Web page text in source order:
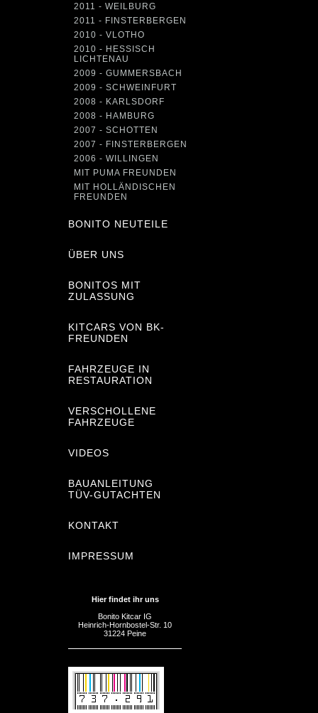
2011 - WEILBURG
2011 - FINSTERBERGEN
2010 - VLOTHO
2010 - HESSISCH
LICHTENAU
2009 - GUMMERSBACH
2009 - SCHWEINFURT
2008 - KARLSDORF
2008 - HAMBURG
2007 - SCHOTTEN
2007 - FINSTERBERGEN
2006 - WILLINGEN
MIT PUMA FREUNDEN
MIT HOLLÄNDISCHEN
FREUNDEN
BONITO NEUTEILE
ÜBER UNS
BONITOS MIT
ZULASSUNG
KITCARS VON BK-
FREUNDEN
FAHRZEUGE IN
RESTAURATION
VERSCHOLLENE
FAHRZEUGE
VIDEOS
BAUANLEITUNG
TÜV-GUTACHTEN
KONTAKT
IMPRESSUM
Hier findet ihr uns
Bonito Kitcar IG
Heinrich-Hornbostel-Str. 10
31224 Peine